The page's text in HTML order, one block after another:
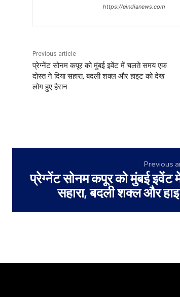
https://eindianews.com
Previous article
प्रेग्नेंट सोनम कपूर को मुंबई इवेंट में चलते समय एक
दोस्त ने दिया सहारा, बदली शक्ल और हाइट को देख
लोग हुए हैरान
Previous
प्रेग्नेंट सोनम कपूर को मुंबई इवेंट
सहारा, बदली शक्ल और